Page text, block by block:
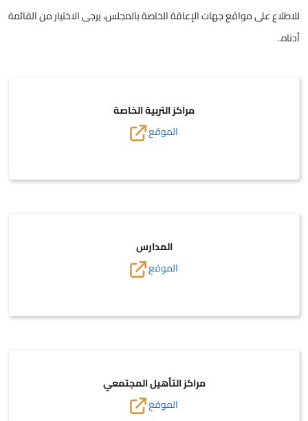
للاطلاع على مواقع جهات الإعاقة الخاصة بالمجلس، يرجى الاختيار من القائمة
أدناه..
مراكز التربية الخاصة
الموقع
المدارس
الموقع
مراكز التأهيل المجتمعي
الموقع